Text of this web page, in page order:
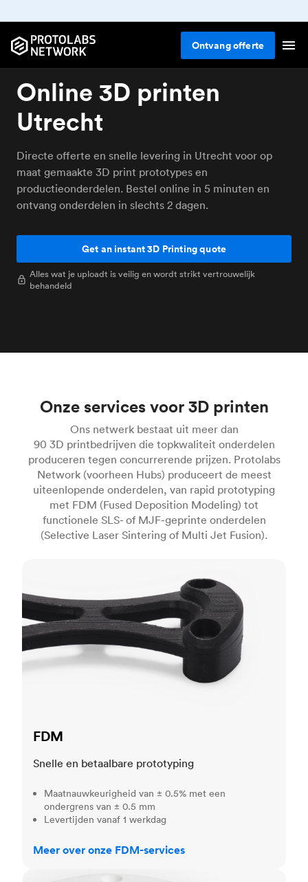
Ontvangofferte
Online 3D printen
Utrecht
Directe offerte en snelle levering in Utrecht voor op
maat gemaakte 3D print prototypes en
productieonderdelen. Bestel online in 5 minuten en
ontvang onderdelen in slechts 2 dagen.
Get an instant 3D Printing quote
Alles wat je uploadt is veilig en wordt strikt vertrouwelijk
behandeld
Onze services voor 3D printen
Ons netwerk bestaat uit meer dan
90 3D printbedrijven die topkwaliteit onderdelen
produceren tegen concurrerende prijzen. Protolabs
Network (voorheen Hubs) produceert de meest
uiteenlopende onderdelen, van rapid prototyping
met FDM (Fused Deposition Modeling) tot
functionele SLS- of MJF-geprinte onderdelen
(Selective Laser Sintering of Multi Jet Fusion).
FDM
Snelle en betaalbare prototyping
Maatnauwkeurigheid van ± 0.5% met een
ondergrens van ± 0.5 mm
Levertijden vanaf 1 werkdag
Meer over onze FDM-services